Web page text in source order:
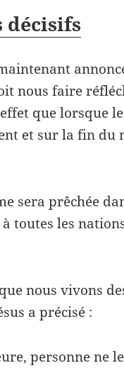
décisifs
nous faire
que lorsque
et sur la fin
sera prêchée
toutes les
nous vivons
a précisé :
personne ne